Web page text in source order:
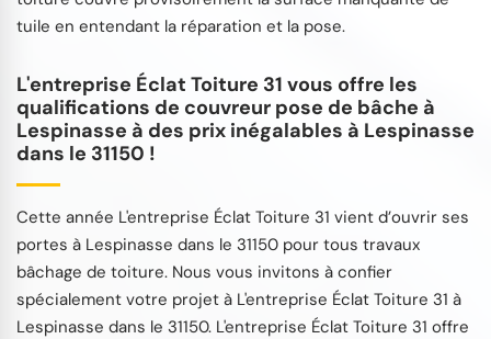
tuile en entendant la réparation et la pose.
L'entreprise Éclat Toiture 31 vous offre les
qualifications de couvreur pose de bâche à
Lespinasse à des prix inégalables à Lespinasse
dans le 31150 !
Cette année L'entreprise Éclat Toiture 31 vient d’ouvrir ses
portes à Lespinasse dans le 31150 pour tous travaux
bâchage de toiture. Nous vous invitons à confier
spécialement votre projet à L'entreprise Éclat Toiture 31 à
Lespinasse dans le 31150. L'entreprise Éclat Toiture 31 offre